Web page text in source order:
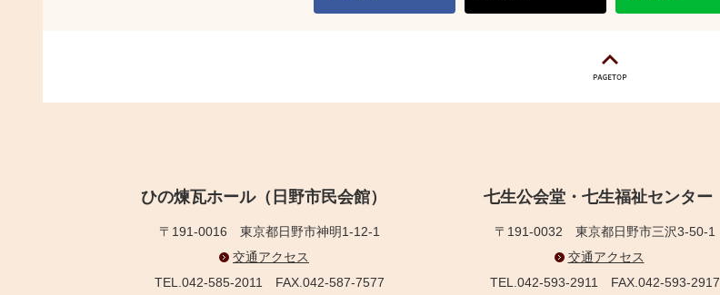
ひの煉瓦ホール（日野市民会館）
〒191-0016 東京都日野市神明1-12-1
交通アクセス
TEL.042-585-2011 FAX.042-587-7577
七生公会堂・七生福祉センター
〒191-0032 東京都日野市三沢3-50-1
交通アクセス
TEL.042-593-2911 FAX.042-593-2917